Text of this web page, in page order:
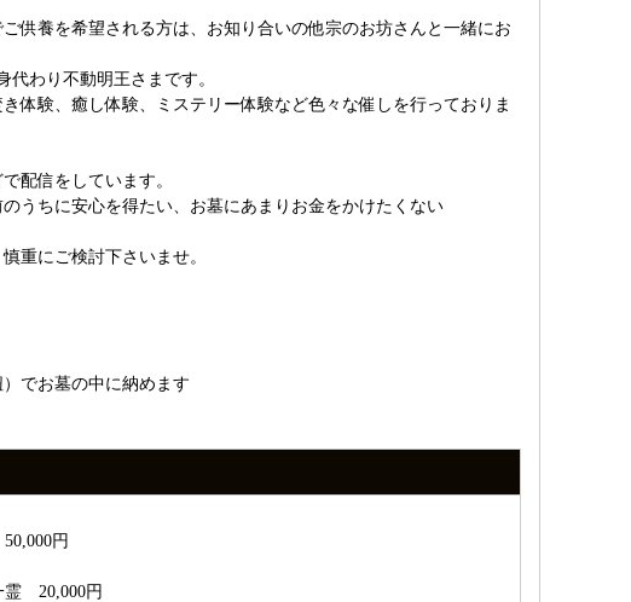
供養を希望される方は、お知り合いの他宗のお坊さんと一緒にお
わり不動明王さまです。
体験、癒し体験、ミステリー体験など色々な催しを行っておりま
配信をしています。
うちに安心を得たい、お墓にあまりお金をかけたくない
重にご検討下さいませ。
でお墓の中に納めます
円
霊 20,000円